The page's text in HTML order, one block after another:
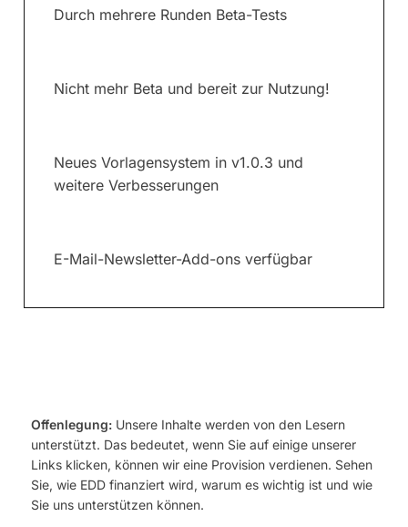
Durch mehrere Runden Beta-Tests
Nicht mehr Beta und bereit zur Nutzung!
Neues Vorlagensystem in v1.0.3 und
weitere Verbesserungen
E-Mail-Newsletter-Add-ons verfügbar
Offenlegung: Unsere Inhalte werden von den Lesern
unterstützt. Das bedeutet, wenn Sie auf einige unserer
Links klicken, können wir eine Provision verdienen. Sehen
Sie, wie EDD finanziert wird, warum es wichtig ist und wie
Sie uns unterstützen können.